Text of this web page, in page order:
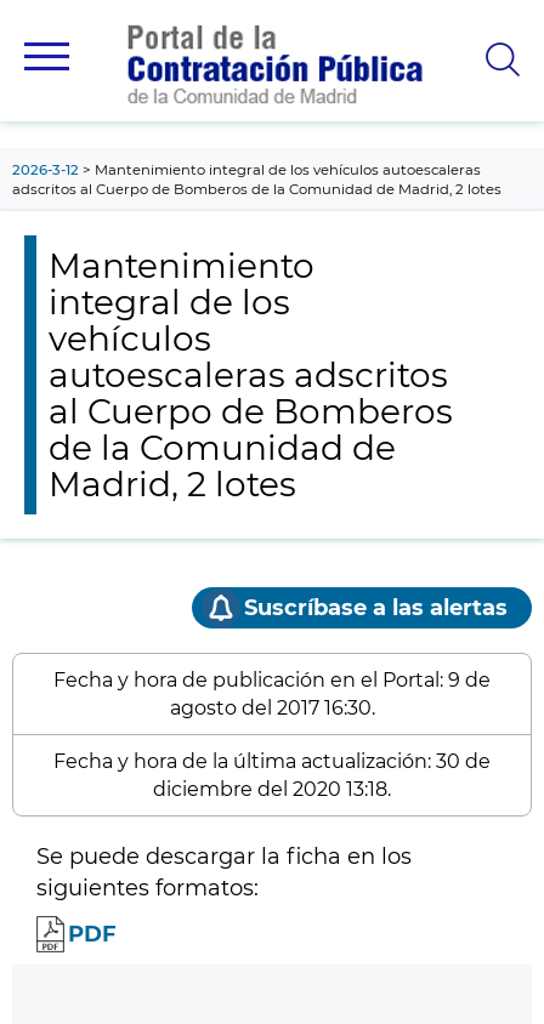
principal
2026-3-12
Mantenimiento integral de los vehículos autoescaleras
adscritos al Cuerpo de Bomberos de la Comunidad de Madrid, 2 lotes
Mantenimiento
integral de los
vehículos
autoescaleras adscritos
al Cuerpo de Bomberos
de la Comunidad de
Madrid, 2 lotes
Suscríbase a las alertas
Fecha y hora de publicación en el Portal: 9 de
agosto del 2017 16:30.
Fecha y hora de la última actualización: 30 de
diciembre del 2020 13:18.
Se puede descargar la ficha en los
siguientes formatos:
PDF